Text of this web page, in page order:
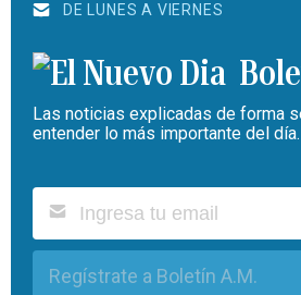
DE LUNES A VIERNES
Las noticias explicadas de forma
entender lo más importante del día.
Regístrate a Boletín A.M.